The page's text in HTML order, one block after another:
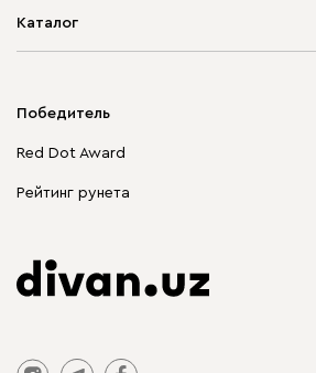
Каталог
Корпусная мебель
Столы и стулья
Победитель
Red Dot Award
Рейтинг рунета